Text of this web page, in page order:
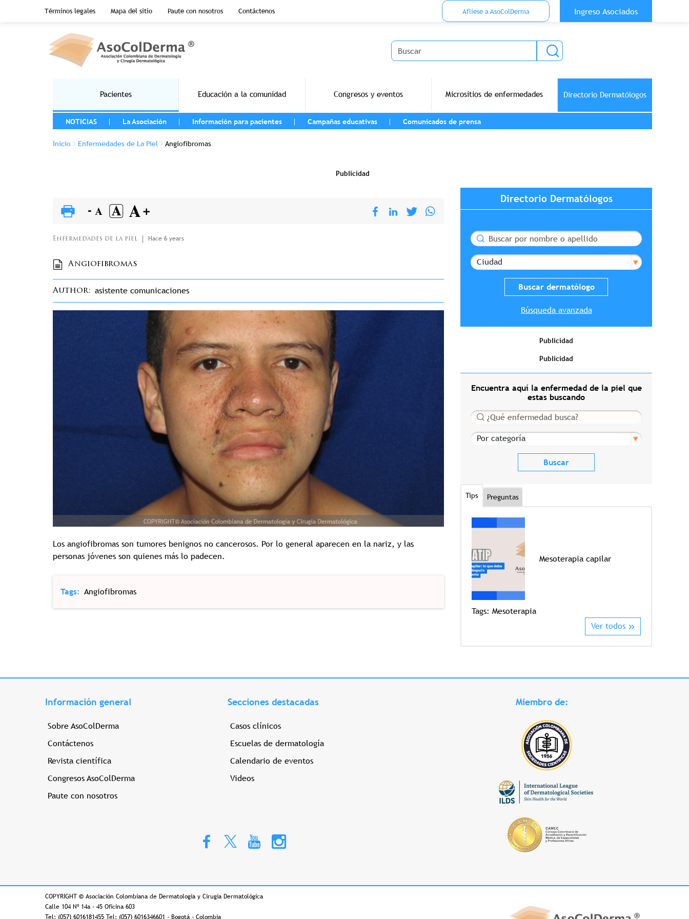
Pasar al contenido principal
Términos legales
Mapa del sitio Paute con nosotros Contáctenos
Menu Top Anónimo
Aflíese a AsoColDerma
Ingreso Asociados
Buscar
Pacientes Educación a la comunidad Congresos y eventos Micrositios de enfermedades Directorio Dermatólogos
MENU LEFT
NOTICIAS
La Asociación Información para pacientes Campañas educativas Comunicados de prensa
Sobrescribir enlaces de ayuda a la navegación
Inicio Enfermedades de La Piel Angiofibromas
Publicidad
Enfermedades de la piel Hace 6 years
Angiofibromas
Author asistente comunicaciones
Los angiofibromas son tumores benignos no cancerosos. Por lo general aparecen en la nariz, y las
personas jóvenes son quienes más lo padecen.
Tags Angiofibromas
Directorio Dermatólogos
Buscar
Ciudad
Búsqueda avanzada
Publicidad
Publicidad
Encuentra aquí la enfermedad de la piel que
estas buscando
Buscar
Por categoría
Tips Preguntas
Tags:Tricologia
Mesoterapia capilar
Tags:Mesoterapia
Ver todos
Información general
Sobre AsoColDerma
Contáctenos
Revista científica
Congresos AsoColDerma
Paute con nosotros
Secciones destacadas
Casos clínicos
Escuelas de dermatología
Calendario de eventos
Videos
Miembro de:
COPYRIGHT © Asociación Colombiana de Dermatología y Cirugía Dermatológica
Calle 104 Nº 14a - 45 Oficina 603
Tel: (057) 6016181455 Tel: (057) 6016346601 - Bogotá - Colombia